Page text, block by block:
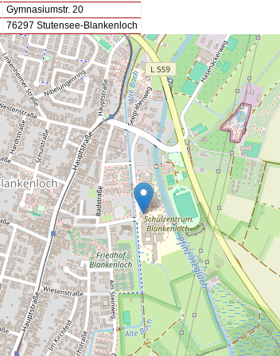
Gymnasiumstr. 20
76297 Stutensee-Blankenloch